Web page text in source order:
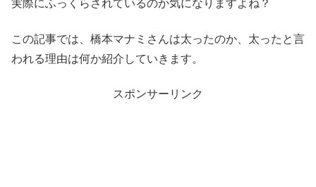
実際にふっくらされているのか気になりますよね？
この記事では、橋本マナミさんは太ったのか、太ったと言
われる理由は何か紹介していきます。
スポンサーリンク